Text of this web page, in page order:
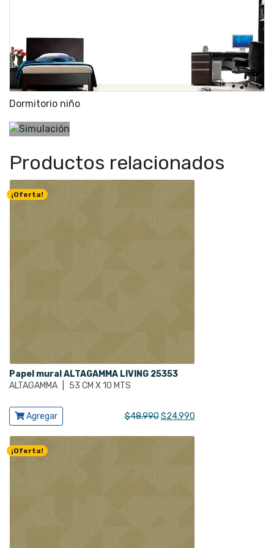
Dormitorio niño
Productos relacionados
¡Oferta!
Papel mural ALTAGAMMA LIVING 25353
ALTAGAMMA
53 CM X 10 MTS
Ver producto
Agregar $48.990 El
$24.990El
¡Oferta!